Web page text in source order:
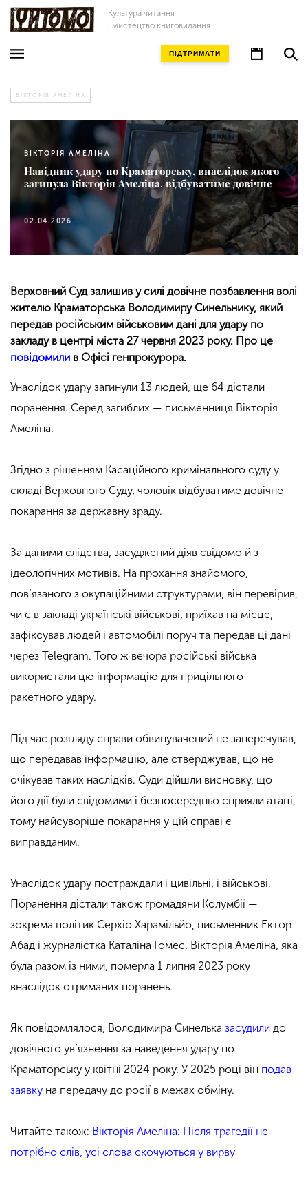
Культура читання
і мистецтво книговидання
ПІДТРИМАТИ
ВІКТОРІЯ АМЕЛІНА
ВІКТОРІЯ АМЕЛІНА
Навідник удару по Краматорську, внаслідок якого
загинула Вікторія Амеліна, відбуватиме довічне
02.04.2026
Верховний Суд залишив у силі довічне позбавлення волі
жителю Краматорська Володимиру Синельнику, який
передав російським військовим дані для удару по
закладу в центрі міста 27 червня 2023 року. Про це
повідомили в Офісі генпрокурора.
Унаслідок удару загинули 13 людей, ще 64 дістали
поранення. Серед загиблих — письменниця Вікторія
Амеліна.
Згідно з рішенням Касаційного кримінального суду у
складі Верховного Суду, чоловік відбуватиме довічне
покарання за державну зраду.
За даними слідства, засуджений діяв свідомо й з
ідеологічних мотивів. На прохання знайомого,
пов’язаного з окупаційними структурами, він перевірив,
чи є в закладі українські військові, приїхав на місце,
зафіксував людей і автомобілі поруч та передав ці дані
через Telegram. Того ж вечора російські війська
використали цю інформацію для прицільного
ракетного удару.
Під час розгляду справи обвинувачений не заперечував,
що передавав інформацію, але стверджував, що не
очікував таких наслідків. Суди дійшли висновку, що
його дії були свідомими і безпосередньо сприяли атаці,
тому найсуворіше покарання у цій справі є
виправданим.
Унаслідок удару постраждали і цивільні, і військові.
Поранення дістали також громадяни Колумбії —
зокрема політик Серхіо Харамільйо, письменник Ектор
Абад і журналістка Каталіна Гомес. Вікторія Амеліна, яка
була разом із ними, померла 1 липня 2023 року
внаслідок отриманих поранень.
Як повідомлялося, Володимира Синелька засудили до
довічного ув’язнення за наведення удару по
Краматорську у квітні 2024 року. У 2025 році він подав
заявку на передачу до росії в межах обміну.
Читайте також: Вікторія Амеліна: Після трагедії не
потрібно слів, усі слова скочуються у вирву